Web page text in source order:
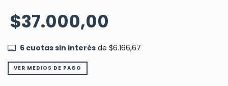
$37.000,00
6cuotas sin interésde $6.166,67
VER MEDIOS DE PAGO